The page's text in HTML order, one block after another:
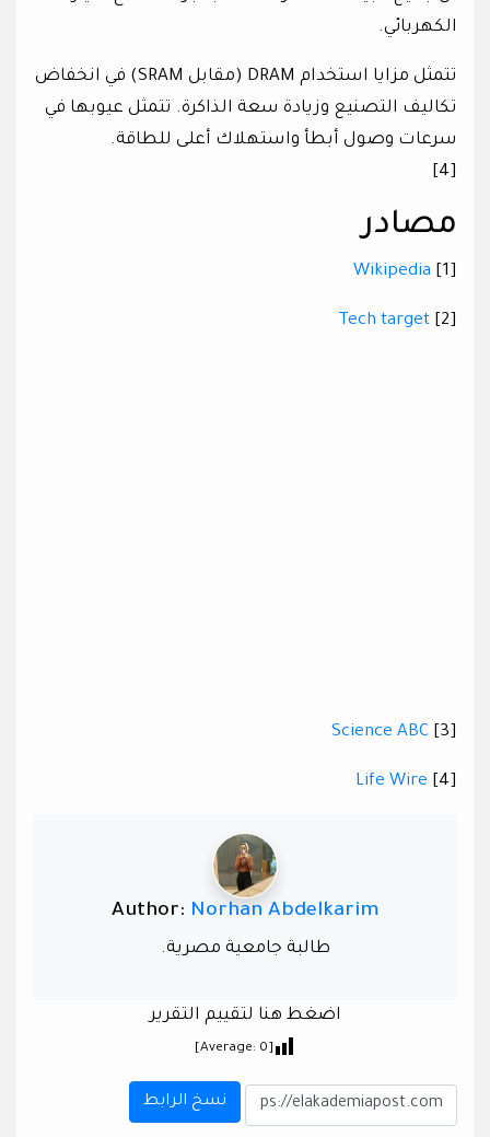
الكهربائي.
تتمثل مزايا استخدام DRAM (مقابل SRAM) في انخفاض
تكاليف التصنيع وزيادة سعة الذاكرة. تتمثل عيوبها في
سرعات وصول أبطأ واستهلاك أعلى للطاقة.
[4]
مصادر
[1]
Wikipedia
[2]
Tech target
[3]
Science ABC
[4]
Life Wire
Author: Norhan Abdelkarim
طالبة جامعية مصرية.
اضغط هنا لتقييم التقرير
[Average:
0
]
نسخ الرابط